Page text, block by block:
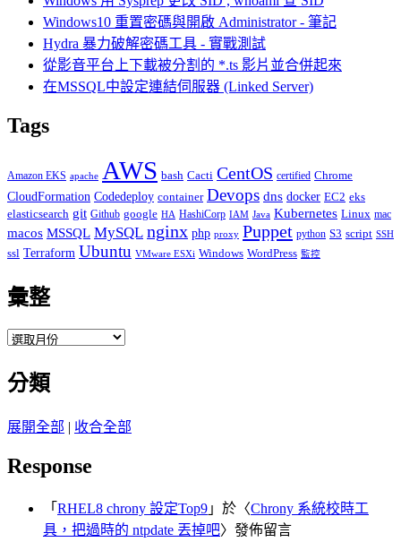
Windows10 重置密碼與開啟 Administrator - 筆記
Hydra 暴力破解密碼工具 - 實戰測試
從影音平台上下載被分割的 *.ts 影片並合併起來
在MSSQL中設定連結伺服器 (Linked Server)
Tags
Amazon EKS apache AWS bash Cacti CentOS certified Chrome
CloudFormation Codedeploy container Devops dns docker EC2 eks
elasticsearch git Github google HA HashiCorp IAM Java Kubernetes Linux mac
macos MSSQL MySQL nginx php proxy Puppet python S3 script SSH
ssl Terraform Ubuntu VMware ESXi Windows WordPress 監控
彙整
彙
分類
展開全部 | 收合全部
Response
「 RHEL8 chrony 設定Top9 」於〈Chrony 系統校時工
具，把過時的 ntpdate 丟掉吧〉發佈留言